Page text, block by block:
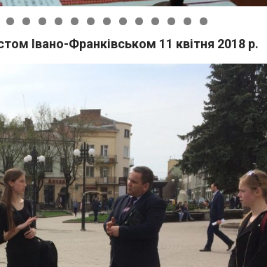
Івано-Франківськом 11 квітня 2018 р.